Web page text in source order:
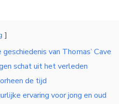
van Thomas’ Cave
schat uit het verleden
de tijd
ervaring voor jong en oud